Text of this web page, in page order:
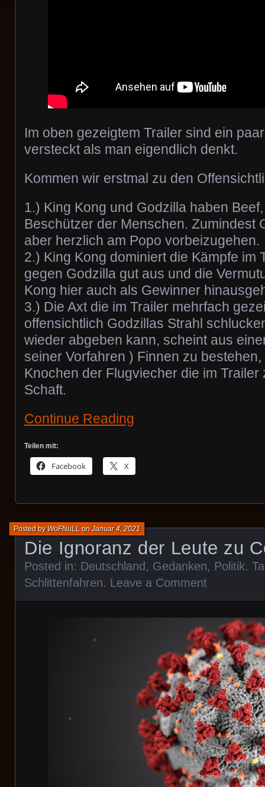
Im oben gezeigtem Trailer sind ein
versteckt als man eigendlich denkt.
Kommen wir erstmal zu den
1.) King Kong und Godzilla haben
Beschützer der Menschen. Zumindest
aber herzlich am Popo vorbeizugehen.
2.) King Kong dominiert die Kämpfe im
gegen Godzilla gut aus und die
Kong hier auch als Gewinner
3.) Die Axt die im Trailer mehrfach
offensichtlich Godzillas Strahl
wieder abgeben kann, scheint aus
seiner Vorfahren ) Finnen zu
Knochen der Flugviecher die im
Schaft.
Continue Reading
Teilen mit:
Facebook X
Die Ignoranz der Leute zu
Posted byWoFNuLL onJanuar 4, 2021
Posted in: Deutschland , Gedanken, Politik.
Schlittenfahren. Leave a Comment